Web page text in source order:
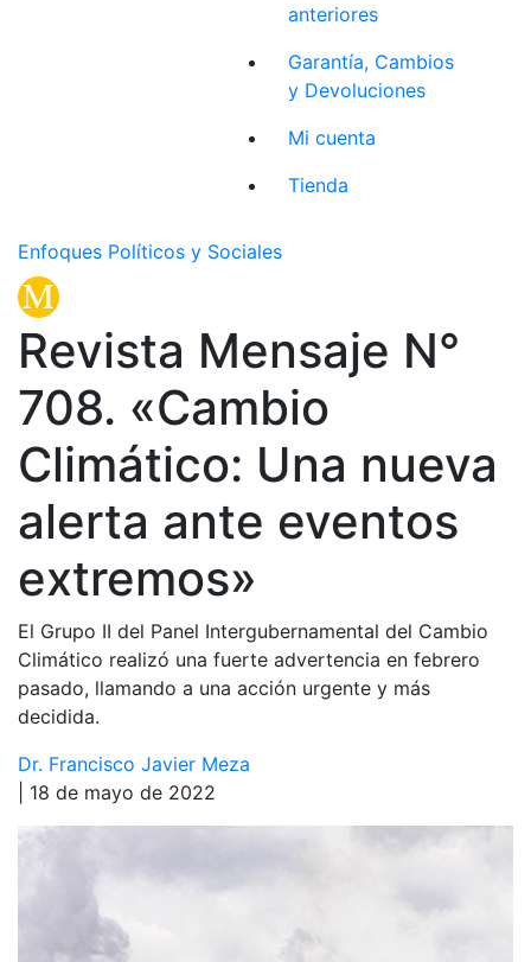
anteriores
Garantía, Cambios
y Devoluciones
Mi cuenta
Tienda
Enfoques Políticos y Sociales
Revista Mensaje N°
708. «Cambio
Climático: Una nueva
alerta ante eventos
extremos»
El Grupo II del Panel Intergubernamental del Cambio
Climático realizó una fuerte advertencia en febrero
pasado, llamando a una acción urgente y más
decidida.
Dr. Francisco Javier Meza
| 18 de mayo de 2022